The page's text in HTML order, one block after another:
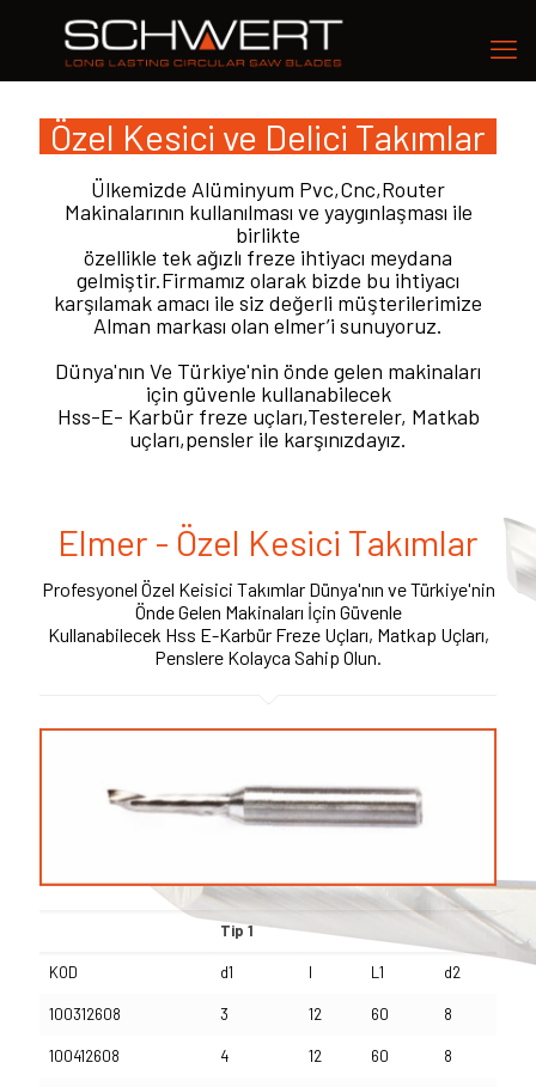
Özel Kesici ve Delici Takımlar
Ülkemizde Alüminyum Pvc,Cnc,Router
Makinalarının kullanılması ve yaygınlaşması ile
birlikte
özellikle tek ağızlı freze ihtiyacı meydana
gelmiştir.Firmamız olarak bizde bu ihtiyacı
karşılamak amacı ile siz değerli müşterilerimize
Alman markası olan elmer’i sunuyoruz.
Dünya'nın Ve Türkiye'nin önde gelen makinaları
için güvenle kullanabilecek
Hss-E- Karbür freze uçları,Testereler, Matkab
uçları,pensler ile karşınızdayız.
Elmer - Özel Kesici Takımlar
Profesyonel Özel Keisici Takımlar Dünya'nın ve Türkiye'nin
Önde Gelen Makinaları İçin Güvenle
Kullanabilecek Hss E-Karbür Freze Uçları, Matkap Uçları,
Penslere Kolayca Sahip Olun.
Tip 1
KOD d1 l L1 d2
100312608 3 12 60 8
100412608 4 12 60 8